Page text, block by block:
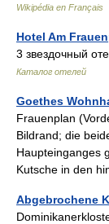
Wikipédia en Français
Hotel Am
3 звездочный
Каталог отелей
Goethes
Frauenplan
Bildrand; die
Haupteinganges
Kutsche in den
Abgebrochene